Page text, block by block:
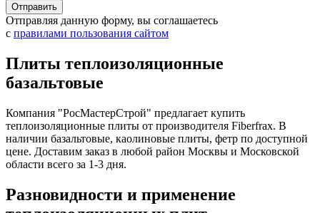
Отправляя данную форму, вы соглашаетесь
с правилами пользования сайтом
Плиты теплоизоляционные
базальтовые
Компания "РосМастерСтрой" предлагает купить
теплоизоляционные плиты от производителя Fiberfrax. В
наличии базальтовые, каолиновые плиты, фетр по доступной
цене. Доставим заказ в любой район Москвы и Московской
области всего за 1-3 дня.
Разновидности и применение